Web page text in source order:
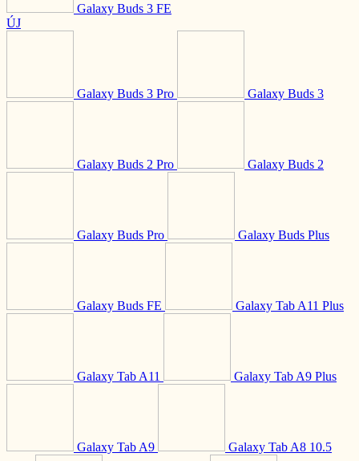
Galaxy Buds 3 FE
ÚJ
Galaxy Buds 3 Pro Galaxy Buds 3
Galaxy Buds 2 Pro Galaxy Buds 2
Galaxy Buds Pro Galaxy Buds Plus
Galaxy Buds FE Galaxy Tab A11 Plus
Galaxy Tab A11 Galaxy Tab A9 Plus
Galaxy Tab A9 Galaxy Tab A8 10.5